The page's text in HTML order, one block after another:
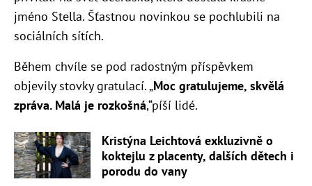
jméno Stella. Šťastnou novinkou se pochlubili na
sociálních sítích.
Během chvíle se pod radostným příspěvkem
objevily stovky gratulací. „Moc gratulujeme, skvělá
zpráva. Malá je rozkošná,“píší lidé.
Kristýna Leichtová exkluzivně o
koktejlu z placenty, dalších dětech i
porodu do vany